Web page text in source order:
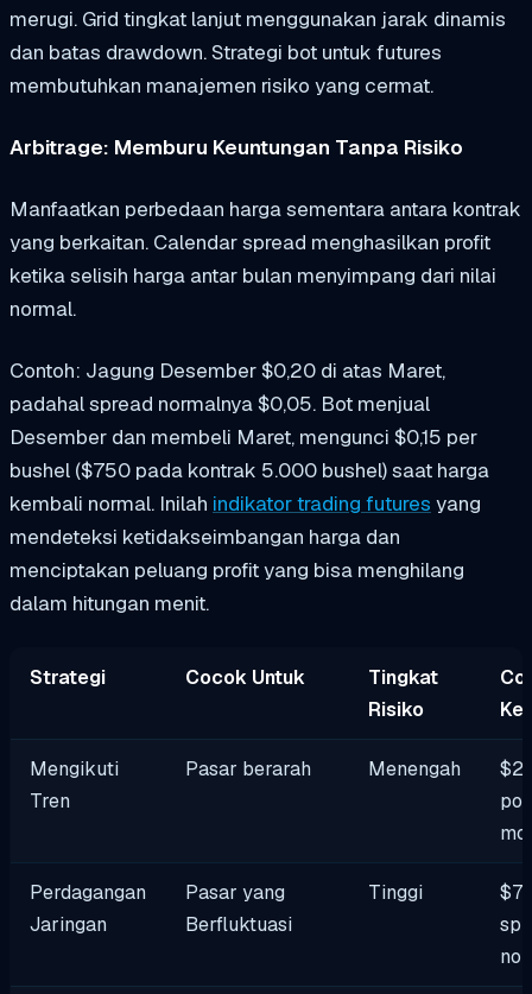
merugi. Grid tingkat lanjut menggunakan jarak dinamis
dan batas drawdown.Strategi bot untuk futures
membutuhkan manajemen risiko yang cermat.
Arbitrage: Memburu Keuntungan Tanpa Risiko
Manfaatkan perbedaan harga sementara antara kontrak
yang berkaitan. Calendar spread menghasilkan profit
ketika selisih harga antar bulan menyimpang dari nilai
normal.
Contoh: Jagung Desember $0,20 di atas Maret,
padahal spread normalnya $0,05. Bot menjual
Desember dan membeli Maret, mengunci $0,15 per
bushel ($750 pada kontrak 5.000 bushel) saat harga
kembali normal. Inilah indikator trading futures yang
mendeteksi ketidakseimbangan harga dan
menciptakan peluang profit yang bisa menghilang
dalam hitungan menit.
Strategi Cocok Untuk
Tingkat
Risiko
Mengikuti
Tren
Pasar berarah Menengah
Perdagangan
Jaringan
Pasar yang
Berfluktuasi
Tinggi